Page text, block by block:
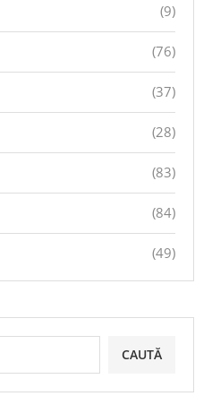
(9)
(76)
(37)
(28)
(83)
(84)
(49)
CAUTĂ